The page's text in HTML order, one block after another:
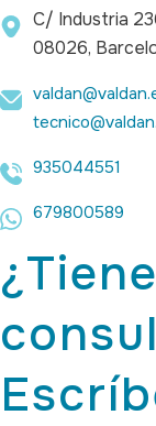
C/ Industria
08026,
935044551
679800589